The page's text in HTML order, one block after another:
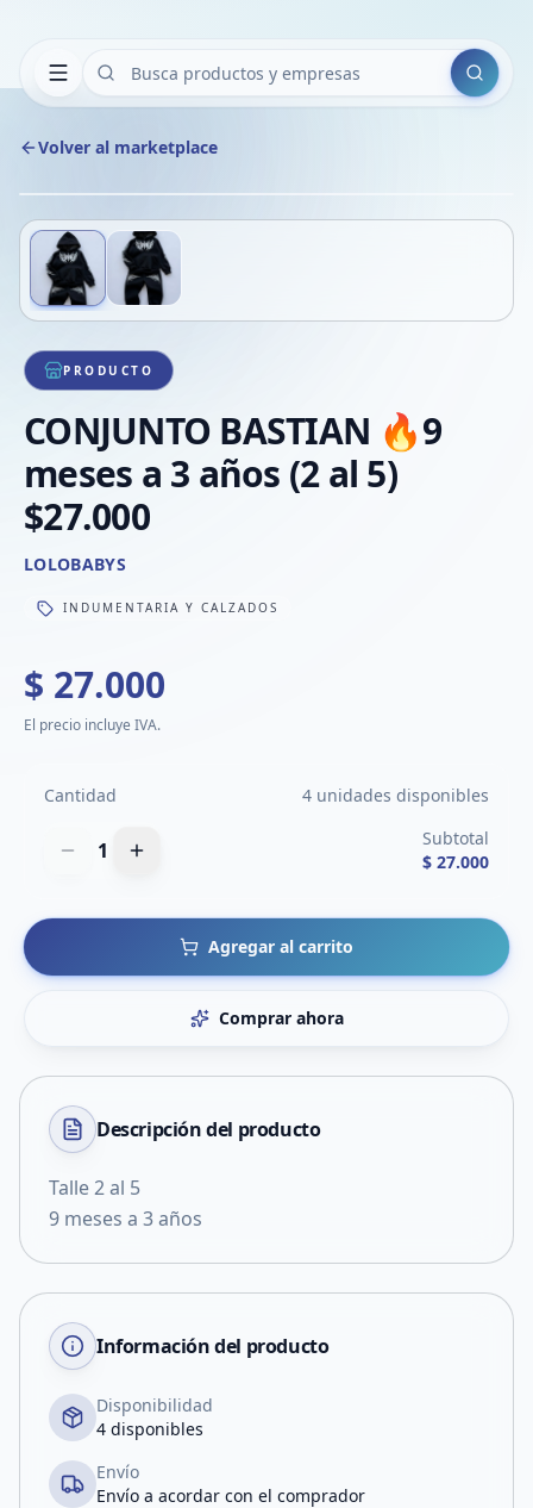
Buscar
Volver al marketplace
1/2
PRODUCTO
CONJUNTO BASTIAN 🔥9
meses a 3 años (2 al 5)
$27.000
LOLOBABYS
INDUMENTARIA Y CALZADOS
$ 27.000
El precio incluye IVA.
Cantidad 4 unidades disponibles
1
Subtotal
$ 27.000
Agregar al carrito
Comprar ahora
Descripción del producto
Talle 2 al 5
9 meses a 3 años
Información del producto
Disponibilidad
4 disponibles
Envío
Envío a acordar con el comprador